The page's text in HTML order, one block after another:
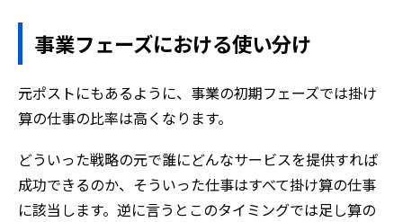
事業フェーズにおける使い分け
元ポストにもあるように、事業の初期フェーズでは掛け
算の仕事の比率は高くなります。
どういった戦略の元で誰にどんなサービスを提供すれば
成功できるのか、そういった仕事はすべて掛け算の仕事
に該当します。逆に言うとこのタイミングでは足し算の